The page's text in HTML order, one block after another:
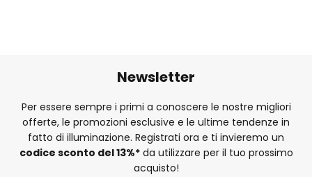
Newsletter
Per essere sempre i primi a conoscere le nostre migliori
offerte, le promozioni esclusive e le ultime tendenze in
fatto di illuminazione. Registrati ora e ti invieremo un
codice sconto del13%*da utilizzare per il tuo prossimo
acquisto!